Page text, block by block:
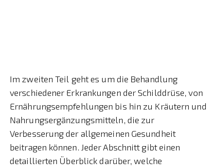
Im zweiten Teil geht es um die Behandlung
verschiedener Erkrankungen der Schilddrüse, von
Ernährungsempfehlungen bis hin zu Kräutern und
Nahrungsergänzungsmitteln, die zur
Verbesserung der allgemeinen Gesundheit
beitragen können. Jeder Abschnitt gibt einen
detaillierten Überblick darüber, welche